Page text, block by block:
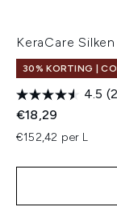
KeraCare
30% KORTING |
4.5
€18,29
€152,42 per L